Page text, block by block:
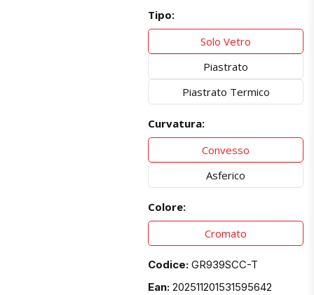
Tipo:
Solo Vetro
Piastrato
Piastrato Termico
Curvatura:
Convesso
Asferico
Colore:
Cromato
Codice: GR939SCC-T
Ean: 202511201531595642